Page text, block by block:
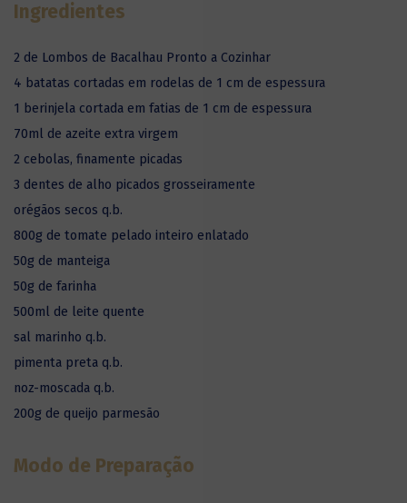
Ingredientes
2 de Lombos de Bacalhau Pronto a Cozinhar
4 batatas cortadas em rodelas de 1 cm de espessura
1 berinjela cortada em fatias de 1 cm de espessura
70ml de azeite extra virgem
2 cebolas, finamente picadas
3 dentes de alho picados grosseiramente
orégãos secos q.b.
800g de tomate pelado inteiro enlatado
50g de manteiga
50g de farinha
500ml de leite quente
sal marinho q.b.
pimenta preta q.b.
noz-moscada q.b.
200g de queijo parmesão
Modo de Preparação